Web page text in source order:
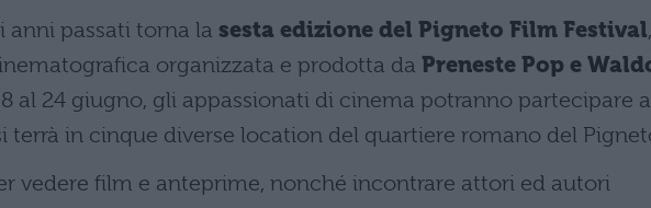
anni passati torna la sesta edizione del Pigneto Film Festival,
organizzata e prodotta da Preneste Pop e
al 24 giugno, gli appassionati di cinema potranno partecipare a
terrà in cinque diverse location del quartiere romano del
vedere film e anteprime, nonché incontrare attori ed autori